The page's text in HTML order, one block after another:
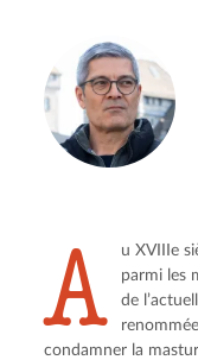
A
u XVIIIe
parmi les
de
condamner la